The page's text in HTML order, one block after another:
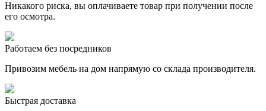
Никакого риска, вы оплачиваете товар при получении после
его осмотра.
Работаем без посредников
Привозим мебель на дом напрямую со склада производителя.
Быстрая доставка